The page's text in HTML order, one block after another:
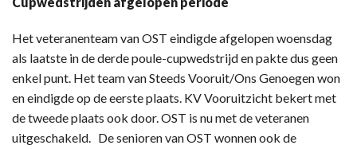
Het veteranenteam van OST eindigde afgelopen woensdag
als laatste in de derde poule-cupwedstrijd en pakte dus geen
enkel punt. Het team van Steeds Vooruit/Ons Genoegen won
en eindigde op de eerste plaats. KV Vooruitzicht bekert met
de tweede plaats ook door. OST is nu met de veteranen
uitgeschakeld. De senioren van OST wonnen ook de